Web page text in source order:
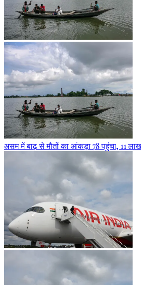
असम में बाढ़ से मौतों का आंकड़ा 78 पहुंचा, 11